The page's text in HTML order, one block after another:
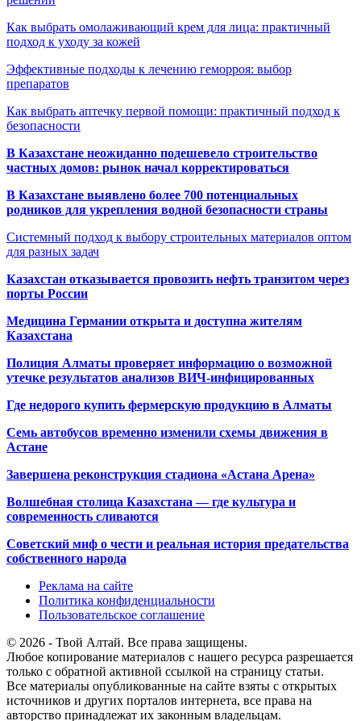
Как выбрать омолаживающий крем для лица: практичный
подход к уходу за кожей
Эффективные подходы к лечению геморроя: выбор
препаратов
Как выбрать аптечку первой помощи: практичный подход к
безопасности
В Казахстане неожиданно подешевело строительство
частных домов: рынок начал корректироваться
В Казахстане выявлено более 700 потенциальных
родников для укрепления водной безопасности страны
Системный подход к выбору строительных материалов оптом
для разных задач
Казахстан отказывается провозить нефть транзитом через
порты России
Медицина Германии открыта и доступна жителям
Казахстана
Полиция Алматы проверяет информацию о возможной
утечке результатов анализов ВИЧ-инфицированных
Где недорого купить фермерскую продукцию в Алматы
Семь автобусов временно изменили схемы движения в
Астане
Завершена реконструкция стадиона «Астана Арена»
Волшебная столица Казахстана — где культура и
современность сливаются
Советский миф о чести и реальная история предательства
собственного народа
Реклама на сайте
Политика конфиденциальности
Пользовательское соглашение
© 2026 - Твой Алтай. Все права защищены.
Любое копирование материалов с нашего ресурса разрешается
только с обратной активной ссылкой на страницу статьи.
Все материалы опубликованные на сайте взяты с открытых
источников и других порталов интернета, все права на
авторство принадлежат их законным владельцам.